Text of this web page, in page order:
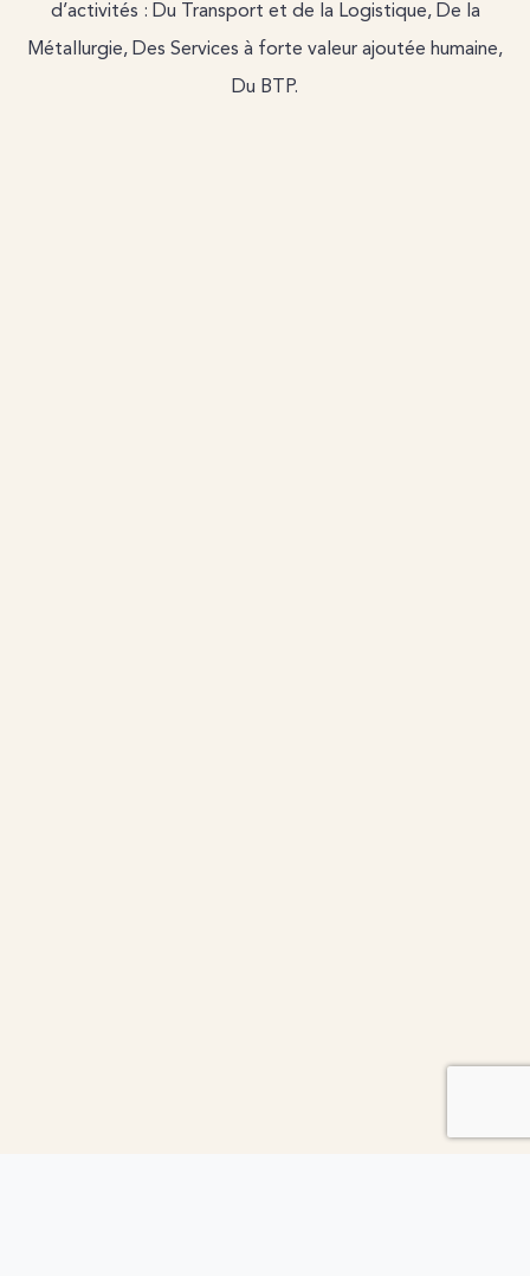
d’activités : Du Transport et de la Logistique, De la
Métallurgie, Des Services à forte valeur ajoutée humaine,
Du BTP.